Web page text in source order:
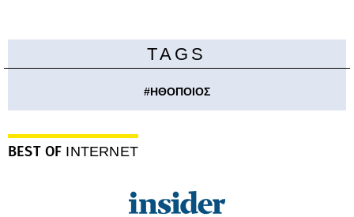
TAGS
#ΗΘΟΠΟΙΟΣ
BEST OF INTERNET